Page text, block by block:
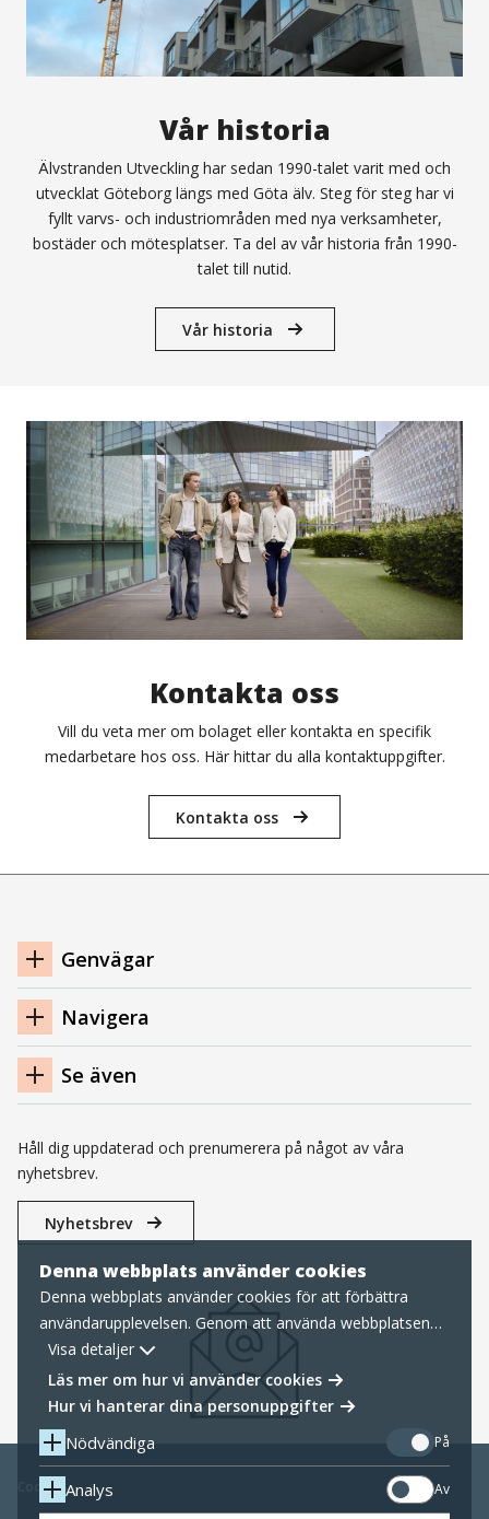
Denna webbplats använder cookies
Denna webbplats använder cookies för att förbättra
användarupplevelsen. Genom att använda webbplatsen
samtycker du till nödvändiga cookies, läs mer nedan om
hur vi hanterar cookies samt personuppgifter.
Visa detaljer
Läs mer om hur vi använder cookies
Hur vi hanterar dina personuppgifter
Nödvändiga På
Analys Av
Vår historia
Älvstranden Utveckling har sedan 1990-talet varit med och
utvecklat Göteborg längs med Göta älv. Steg för steg har vi
fyllt varvs- och industriområden med nya verksamheter,
bostäder och mötesplatser. Ta del av vår historia från 1990-
talet till nutid.
Vår historia
Kontakta oss
Vill du veta mer om bolaget eller kontakta en specifik
medarbetare hos oss. Här hittar du alla kontaktuppgifter.
Kontakta oss
Navigation
sidfot
Genvägar
Navigera
Se även
Håll dig uppdaterad och prenumerera på något av våra
nyhetsbrev.
Nyhetsbrev
Cookies